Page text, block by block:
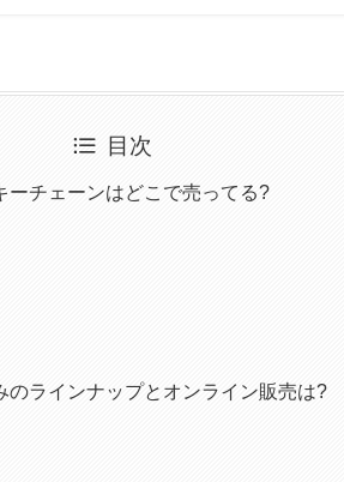
目次
ーチェーンはどこで売ってる?
のラインナップとオンライン販売は?